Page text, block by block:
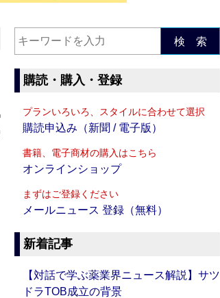
検 索
購読・購入・登録
プランいろいろ、スタイルに合わせて選択
購読申込み（新聞 / 電子版）
書籍、電子商材の購入はこちら
オンラインショップ
まずはご登録ください
メールニュース 登録（無料）
新着記事
【対話で学ぶ薬業界ニュース解説】サツ
ドラTOB成立の背景